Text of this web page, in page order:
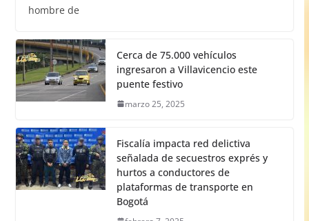
hombre de
Cerca de 75.000 vehículos
ingresaron a Villavicencio este
puente festivo
marzo 25, 2025
Fiscalía impacta red delictiva
señalada de secuestros exprés y
hurtos a conductores de
plataformas de transporte en
Bogotá